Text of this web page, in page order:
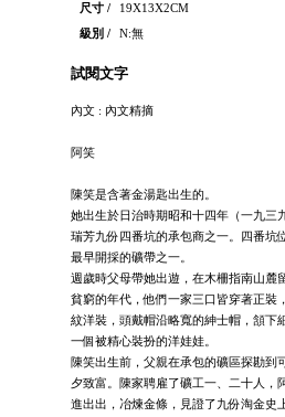
尺寸 /
19X13X2CM
級別 /
N:無
試閱文字
內文 : 內文精摘
阿笑
陳笑是含著金湯匙出生的。
她出生於日治時期昭和十四年（一九三
瑞芳九份四番坑的承包商之一。四番坑
最早開採的礦帶之一。
週歲時父母帶她出遊，在木柵指南山麓
貧窮的年代，他們一家三口皆穿著正裝
紋洋裝，頭戴帽沿略寬的紳士帽，頷下
一個被精心裝扮的洋娃娃。
陳笑出生前，父親在承包的礦區探勘到
夕致富。陳家聘雇了礦工一、二十人，
進出出，冶煉金條，見證了九份淘金史